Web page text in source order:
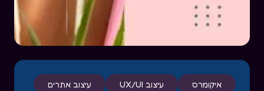
איקומרס עיצוב UX/UI עיצוב אתרים